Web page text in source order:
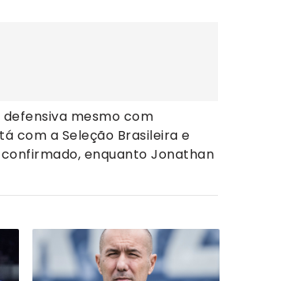
mesmo com
com a Seleção Brasileira e
enquanto Jonathan